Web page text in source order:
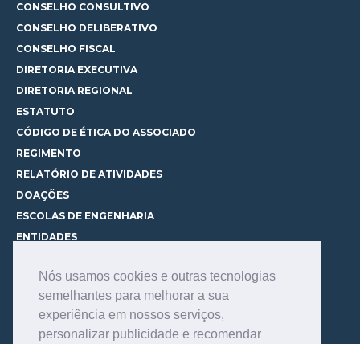
Nós usamos cookies e outras tecnologias
semelhantes para melhorar a sua
experiência em nossos serviços,
personalizar publicidade e recomendar
CONSELHO CONSULTIVO
CONSELHO DELIBERATIVO
CONSELHO FISCAL
DIRETORIA EXECUTIVA
DIRETORIA REGIONAL
ESTATUTO
CÓDIGO DE ÉTICA DO ASSOCIADO
REGIMENTO
RELATÓRIO DE ATIVIDADES
DOAÇÕES
ESCOLAS DE ENGENHARIA
ENTIDADES
CURSOS
CONHEÇA OS CURSOS
CENTRAL DE MENTORIA
CONTATO